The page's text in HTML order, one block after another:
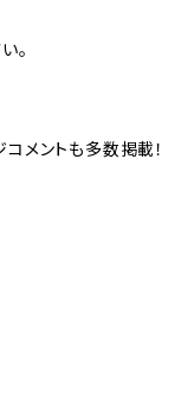
。
メントも多数掲載！